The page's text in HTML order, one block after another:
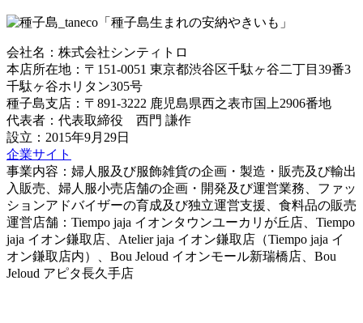
会社名：株式会社シンティトロ
本店所在地：〒151-0051 東京都渋谷区千駄ヶ谷二丁目39番3
千駄ヶ谷ホリタン305号
種子島支店：〒891-3222 鹿児島県西之表市国上2906番地
代表者：代表取締役 西門 謙作
設立：2015年9月29日
企業サイト
事業内容：婦人服及び服飾雑貨の企画・製造・販売及び輸出
入販売、婦人服小売店舗の企画・開発及び運営業務、ファッ
ションアドバイザーの育成及び独立運営支援、食料品の販売
運営店舗：Tiempo jaja イオンタウンユーカリが丘店、Tiempo
jaja イオン鎌取店、Atelier jaja イオン鎌取店（Tiempo jaja イ
オン鎌取店内）、Bou Jeloud イオンモール新瑞橋店、Bou
Jeloud アピタ長久手店